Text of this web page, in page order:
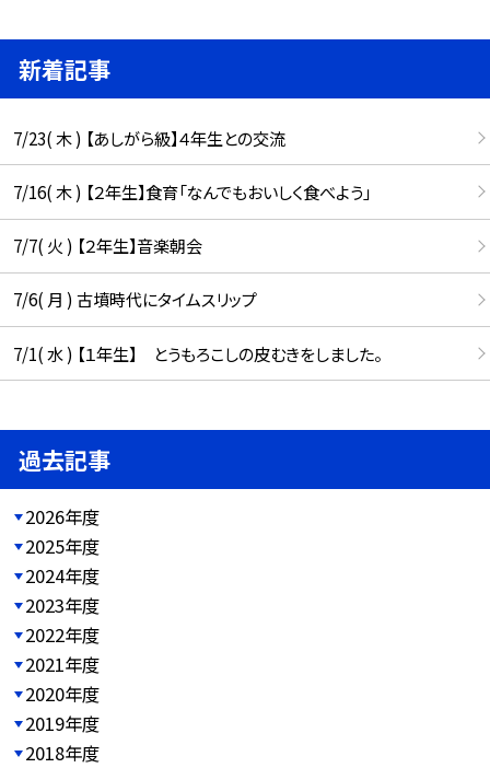
新着記事
7/23( 木 ) 【あしがら級】４年生との交流
7/16( 木 ) 【２年生】食育「なんでもおいしく食べよう」
7/7( 火 ) 【２年生】音楽朝会
7/6( 月 ) 古墳時代にタイムスリップ
7/1( 水 ) 【１年生】 とうもろこしの皮むきをしました。
過去記事
2026年度
2025年度
2024年度
2023年度
2022年度
2021年度
2020年度
2019年度
2018年度